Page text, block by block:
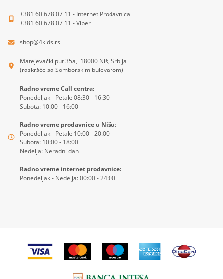
+381 60 678 07 11 - Internet Prodavnica
+381 60 678 07 11 - Viber
shop@4kids.rs
Matejevački put 35a, 18000 Niš, Srbija
(raskršće sa Somborskim bulevarom)
Radno vreme Call centra:
Ponedeljak - Petak: 08:30 - 16:30
Subota: 10:00 - 16:00
Radno vreme prodavnice u Nišu:
Ponedeljak - Petak: 10:00 - 20:00
Subota: 10:00 - 18:00
Nedelja: Neradni dan
Radno vreme internet prodavnice:
Ponedeljak - Nedelja: 00:00 - 24:00